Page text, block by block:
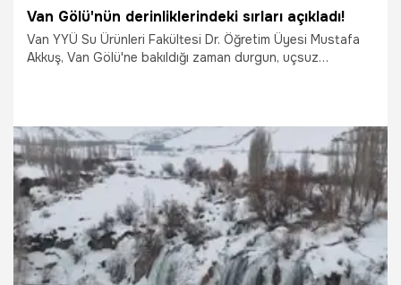
Van Gölü'nün derinliklerindeki sırları açıkladı!
Van YYÜ Su Ürünleri Fakültesi Dr. Öğretim Üyesi Mustafa
Akkuş, Van Gölü'ne bakıldığı zaman durgun, uçsuz
devasa bir fabrika çalışıyor. Van Gölü aslında geceleri
uyumuyor. Aksine gün boyu fotosentez yaparak, besin
üreterek içerisinde mikroskopik binlerce canlıyı besliyor"
dedi.
25.03.2026 Van